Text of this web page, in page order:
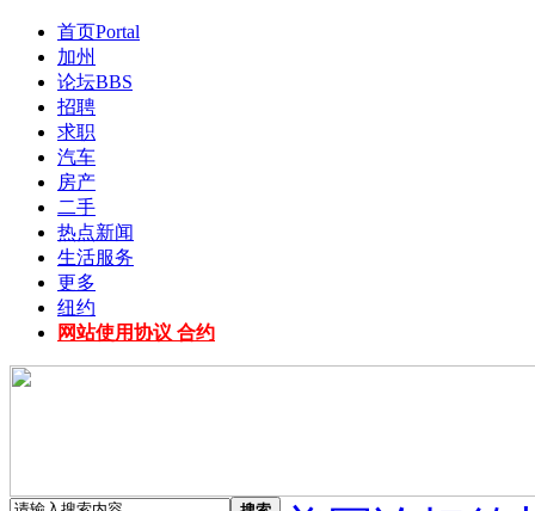
首页Portal
加州
论坛BBS
招聘
求职
汽车
房产
二手
热点新闻
生活服务
更多
纽约
网站使用协议 合约